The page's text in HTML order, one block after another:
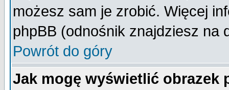
możesz sam je zrobić. Więcej
phpBB (odnośnik znajdziesz na
Powrót do góry
Jak mogę wyświetlić obrazek